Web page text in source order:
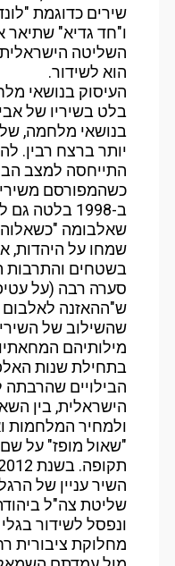
שירים כדוגמת
ו"חד גדיא"
השליטה הישראלית
הוא לשידור.
העיסוק בנושאי
בלט בשיריו של
בנושאי מלחמה,
יותר ברצח רבין.
התייחסה למצב
כשהמפורסם
ב-1998
שאלבומה
שמחו על היהדות,
בשטחים והתרבות
סערה רבה (על
ש"ההאזנה לאלבום
שהשילוב של
מילותיהם
בתחילת שנות
הבילויים
הישראלית, בין
ולמחיר המלחמות
"שאול מופז" על
השיר עניין של
שליטת צה"ל
ונפסל לשידור
מחלוקת ציבורית